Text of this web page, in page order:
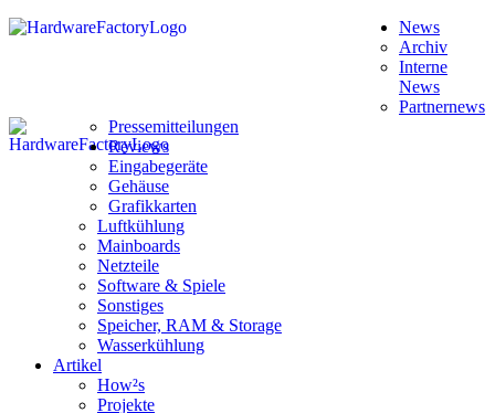
News
Archiv
Interne
News
Partnernews
Pressemitteilungen
Reviews
Eingabegeräte
Gehäuse
Grafikkarten
Luftkühlung
Mainboards
Netzteile
Software & Spiele
Sonstiges
Speicher, RAM & Storage
Wasserkühlung
Artikel
How²s
Projekte